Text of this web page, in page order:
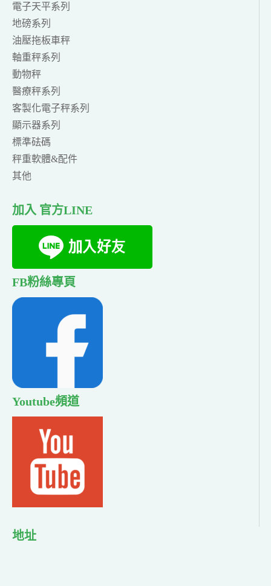
電子天平系列
地磅系列
油壓拖板車秤
軸重秤系列
動物秤
醫療秤系列
客製化電子秤系列
顯示器系列
標準砝碼
秤重軟體&配件
其他
加入 官方LINE
FB粉絲專頁
Youtube頻道
地址